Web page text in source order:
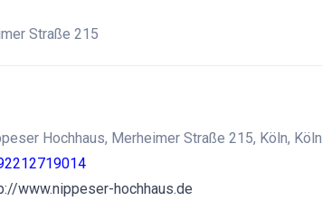
Straße 215
Hochhaus, Merheimer Straße 215, Köln, Köln
www.nippeser-hochhaus.de